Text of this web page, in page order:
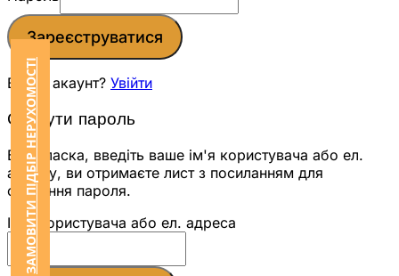
ЗАМОВИТИ ПІДБІР НЕРУХОМОСТІ
Зареєструватися
Вже є акаунт? Увійти
Скинути пароль
Будь ласка, введіть ваше ім'я користувача або ел.
адресу, ви отримаєте лист з посиланням для
скидання пароля.
Ім'я користувача або ел. адреса